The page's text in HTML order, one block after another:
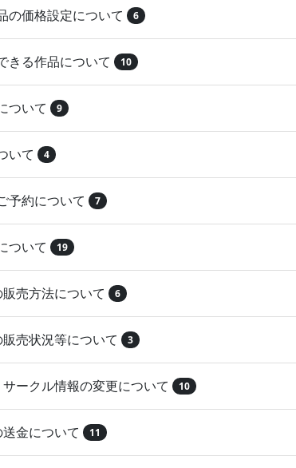
の価格設定について 6
きる作品について 10
ついて 9
いて 4
予約について 7
ついて 19
売方法について 6
売状況等について 3
ークル情報の変更について 10
金について 11